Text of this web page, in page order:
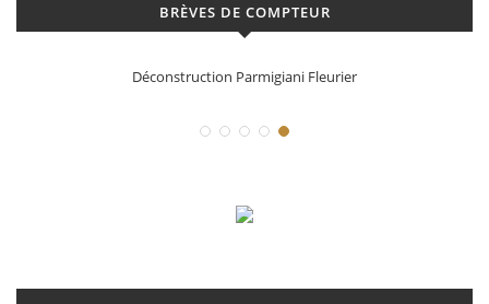
BRÈVES DE COMPTEUR
Déconstruction Parmigiani Fleurier